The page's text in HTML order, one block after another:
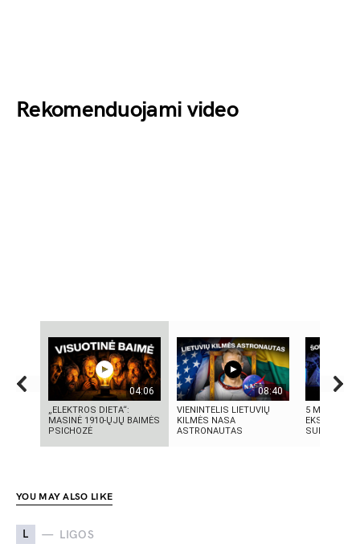
Rekomenduojami video
04:06
„ELEKTROS DIETA“:
MASINĖ 1910-ŲJŲ BAIMĖS
PSICHOZĖ
08:40
VIENINTELIS LIETUVIŲ
KILMĖS NASA
ASTRONAUTAS
5
SUKRĖTĖ
YOU MAY ALSO LIKE
L LIGOS